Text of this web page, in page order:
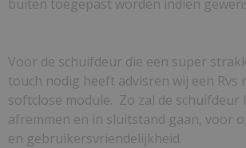
buiten toegepast worden indien
Voor de schuifdeur die een super
touch nodig heeft advisren wij een Rvs
softclose module. Zo zal de schuifdeur
afremmen en in sluitstand gaan, voor
en gebruikersvriendelijkheid.